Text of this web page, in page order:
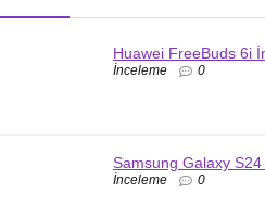
Huawei FreeBuds 6i
İnceleme 0
Samsung Galaxy
İnceleme 0